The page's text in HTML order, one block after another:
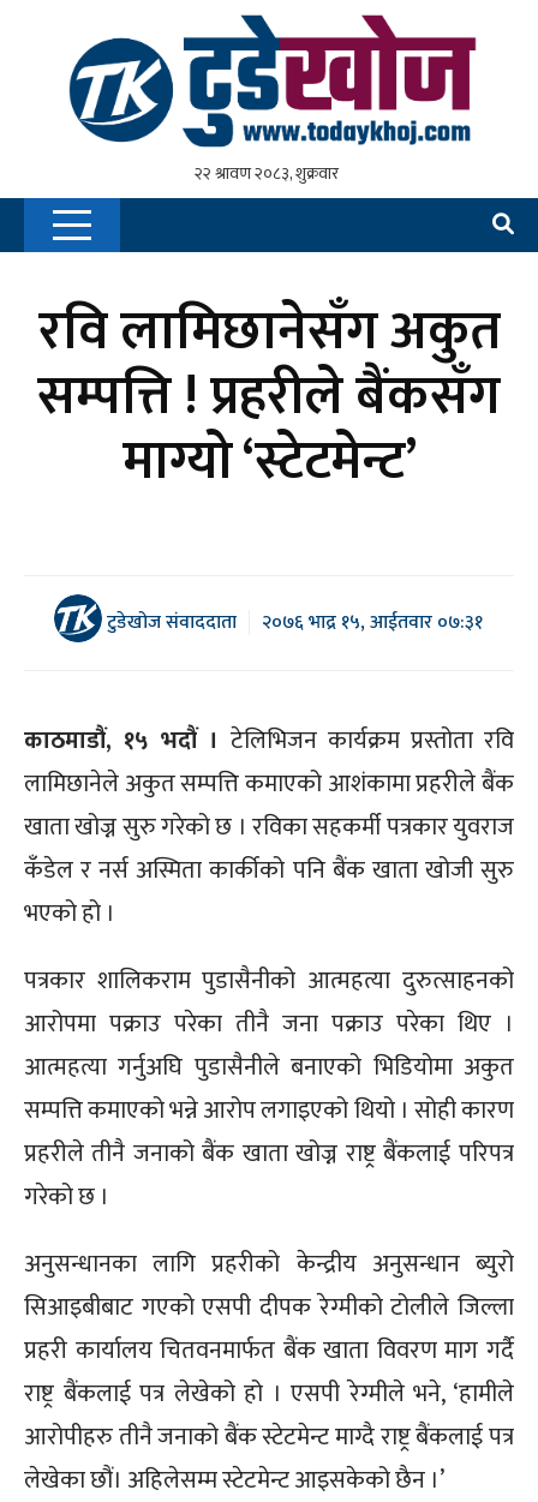
रवि लामिछानेसँग अकुत
सम्पत्ति ! प्रहरीले बैंकसँग
माग्यो ‘स्टेटमेन्ट’
टुडेखोज संवाददाता २०७६ भाद्र १५, आईतवार ०७:३१
काठमाडौं, १५ भदौं । टेलिभिजन कार्यक्रम प्रस्तोता रवि
लामिछानेले अकुत सम्पत्ति कमाएको आशंकामा प्रहरीले बैंक
खाता खोज्न सुरु गरेको छ । रविका सहकर्मी पत्रकार युवराज
कँडेल र नर्स अस्मिता कार्कीको पनि बैंक खाता खोजी सुरु
भएको हो ।
पत्रकार शालिकराम पुडासैनीको आत्महत्या दुरुत्साहनको
आरोपमा पक्राउ परेका तीनै जना पक्राउ परेका थिए ।
आत्महत्या गर्नुअघि पुडासैनीले बनाएको भिडियोमा अकुत
सम्पत्ति कमाएको भन्ने आरोप लगाइएको थियो । सोही कारण
प्रहरीले तीनै जनाको बैंक खाता खोज्न राष्ट्र बैंकलाई परिपत्र
गरेको छ ।
अनुसन्धानका लागि प्रहरीको केन्द्रीय अनुसन्धान ब्युरो
सिआइबीबाट गएको एसपी दीपक रेग्मीको टोलीले जिल्ला
प्रहरी कार्यालय चितवनमार्फत बैंक खाता विवरण माग गर्दै
राष्ट्र बैंकलाई पत्र लेखेको हो । एसपी रेग्मीले भने, ‘हामीले
आरोपीहरु तीनै जनाको बैंक स्टेटमेन्ट माग्दै राष्ट्र बैंकलाई पत्र
लेखेका छौं। अहिलेसम्म स्टेटमेन्ट आइसकेको छैन ।’